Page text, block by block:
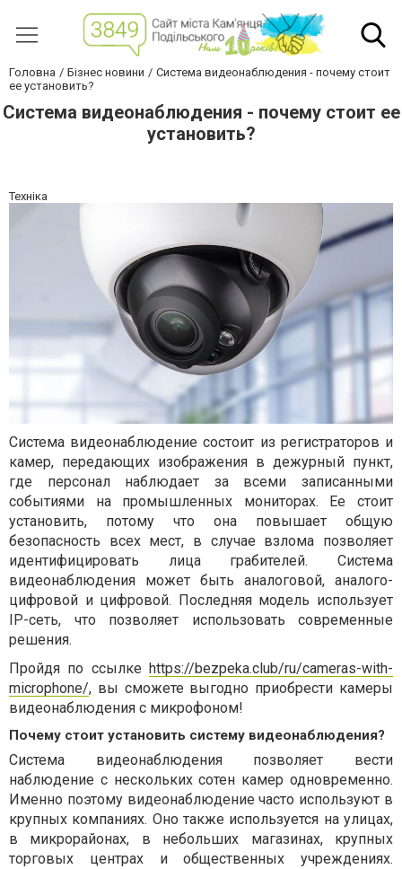
Головна Бізнес новини
Система видеонаблюдения - почему стоит
ее установить?
Система видеонаблюдения - почему стоит ее
установить?
Техніка
Система видеонаблюдение состоит из регистраторов и
камер, передающих изображения в дежурный пункт,
где персонал наблюдает за всеми записанными
событиями на промышленных мониторах. Ее стоит
установить, потому что она повышает общую
безопасность всех мест, в случае взлома позволяет
идентифицировать лица грабителей. Система
видеонаблюдения может быть аналоговой, аналого-
цифровой и цифровой. Последняя модель использует
IP-сеть, что позволяет использовать современные
решения.
Пройдя по ссылке https://bezpeka.club/ru/cameras-with-
microphone/, вы сможете выгодно приобрести камеры
видеонаблюдения с микрофоном!
Почему стоит установить систему видеонаблюдения?
Система видеонаблюдения позволяет вести
наблюдение с нескольких сотен камер одновременно.
Именно поэтому видеонаблюдение часто используют в
крупных компаниях. Оно также используется на улицах,
в микрорайонах, в небольших магазинах, крупных
торговых центрах и общественных учреждениях.